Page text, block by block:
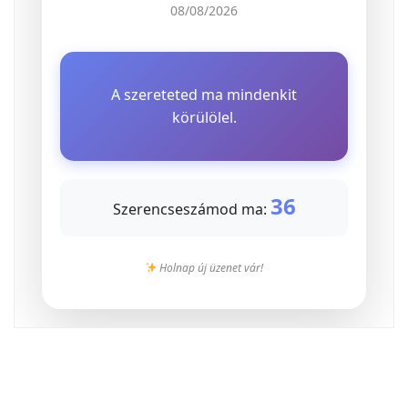
08/08/2026
A szereteted ma mindenkit
körülölel.
Szerencseszámod ma: 36
Holnap új üzenet vár!